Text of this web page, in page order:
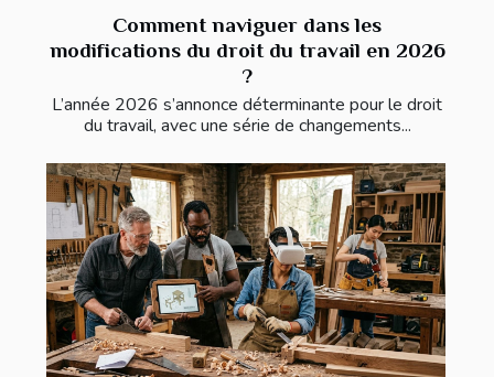
Comment naviguer dans les
modifications du droit du travail en 2026
?
L’année 2026 s’annonce déterminante pour le droit
du travail, avec une série de changements...